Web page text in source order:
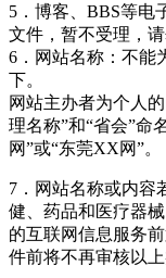
5．博客、BBS等电
文件，暂不受理，
6．网站名称：不能
下。
网站主办者为个人
理名称”和“省会”命
网”或“东莞XX网”。
7．网站名称或内容
健、药品和医疗器
的互联网信息服务
件前将不再审核以